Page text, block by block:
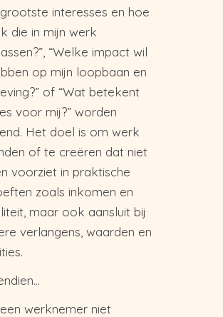
interesses en hoe
die in mijn werk
“Welke impact wil
op mijn loopbaan en
of “Wat betekent
voor mij?” worden
Het doel is om werk
of te creëren dat niet
voorziet in praktische
zoals inkomen en
maar ook aansluit bij
verlangens, waarden en
werknemer niet